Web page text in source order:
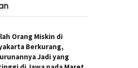
Orang Miskin di
Berkurang,
Jadi yang